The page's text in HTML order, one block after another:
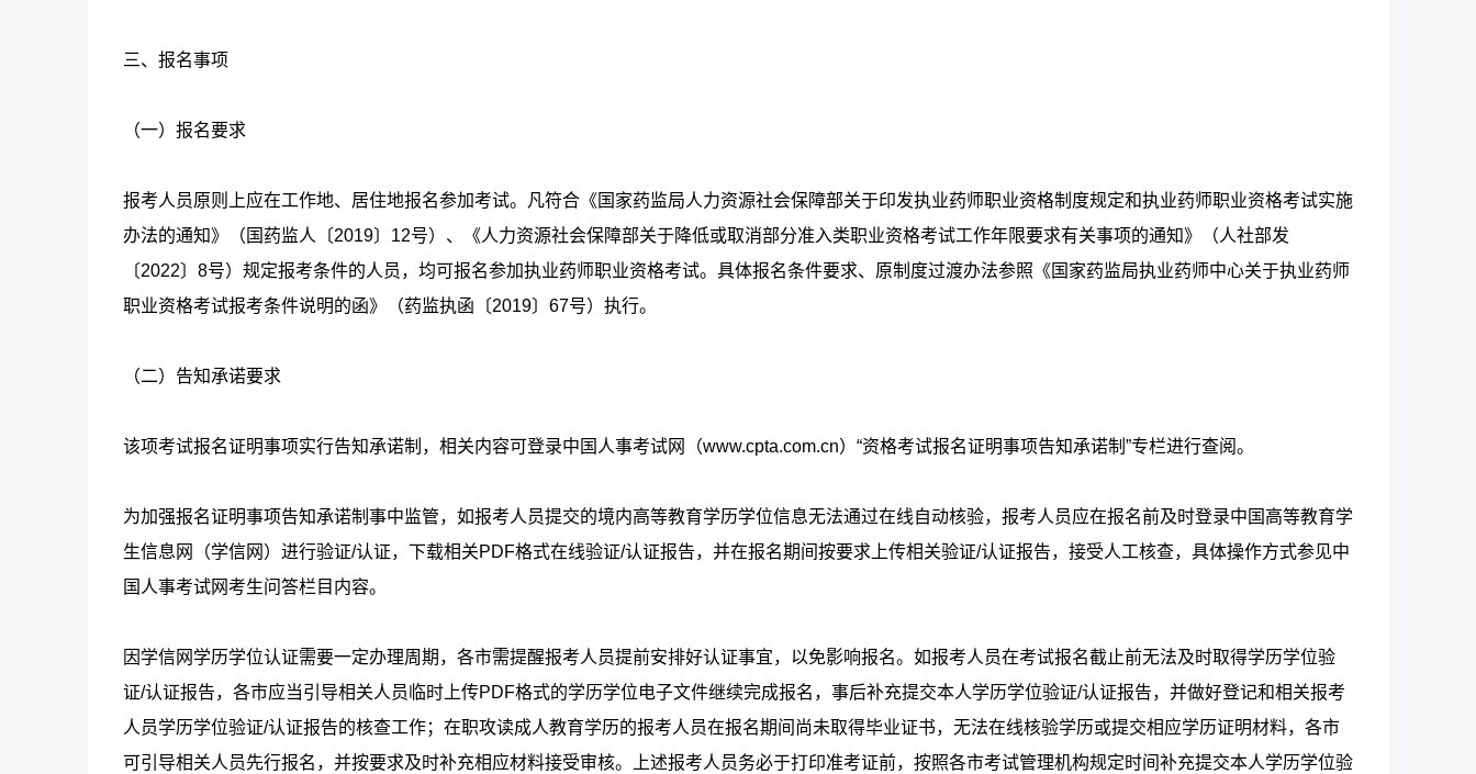
三、报名事项
（一）报名要求
报考人员原则上应在工作地、居住地报名参加考试。凡符合《国家药监局人力资源社会保障部关于印发执业药师职业资格制度规定和执业药师职业资格考试实施
办法的通知》（国药监人〔2019〕12号）、《人力资源社会保障部关于降低或取消部分准入类职业资格考试工作年限要求有关事项的通知》（人社部发
〔2022〕8号）规定报考条件的人员，均可报名参加执业药师职业资格考试。具体报名条件要求、原制度过渡办法参照《国家药监局执业药师中心关于执业药师
职业资格考试报考条件说明的函》（药监执函〔2019〕67号）执行。
（二）告知承诺要求
该项考试报名证明事项实行告知承诺制，相关内容可登录中国人事考试网（www.cpta.com.cn）“资格考试报名证明事项告知承诺制”专栏进行查阅。
为加强报名证明事项告知承诺制事中监管，如报考人员提交的境内高等教育学历学位信息无法通过在线自动核验，报考人员应在报名前及时登录中国高等教育学
生信息网（学信网）进行验证/认证，下载相关PDF格式在线验证/认证报告，并在报名期间按要求上传相关验证/认证报告，接受人工核查，具体操作方式参见中
国人事考试网考生问答栏目内容。
因学信网学历学位认证需要一定办理周期，各市需提醒报考人员提前安排好认证事宜，以免影响报名。如报考人员在考试报名截止前无法及时取得学历学位验
证/认证报告，各市应当引导相关人员临时上传PDF格式的学历学位电子文件继续完成报名，事后补充提交本人学历学位验证/认证报告，并做好登记和相关报考
人员学历学位验证/认证报告的核查工作；在职攻读成人教育学历的报考人员在报名期间尚未取得毕业证书，无法在线核验学历或提交相应学历证明材料，各市
可引导相关人员先行报名，并按要求及时补充相应材料接受审核。上述报考人员务必于打印准考证前，按照各市考试管理机构规定时间补充提交本人学历学位验